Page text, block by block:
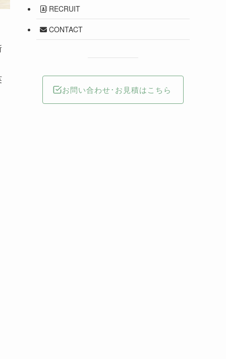
RECRUIT
CONTACT
お問い合わせ･お見積はこちら